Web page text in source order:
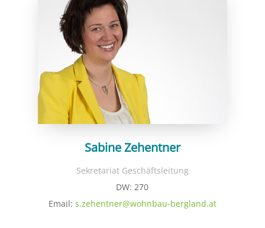
Sabine Zehentner
Sekretariat Geschäftsleitung
DW: 270
Email: s.zehentner@wohnbau-bergland.at